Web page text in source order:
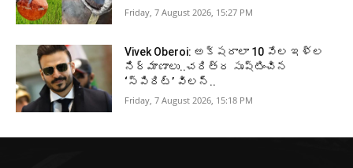
Friday, 7 August 2026, 15:27 PM
Vivek Oberoi: అక్షరాలా 10 వేల ఇళ్ల
నిర్మాణాలు..చరిత్ర సృష్టించిన
‘స్పిరిట్’ విలన్..
Friday, 7 August 2026, 15:18 PM